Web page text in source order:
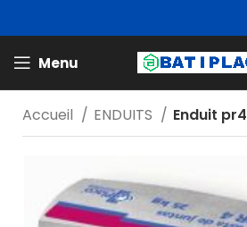
Menu
Accueil ENDUITS Enduit pr4